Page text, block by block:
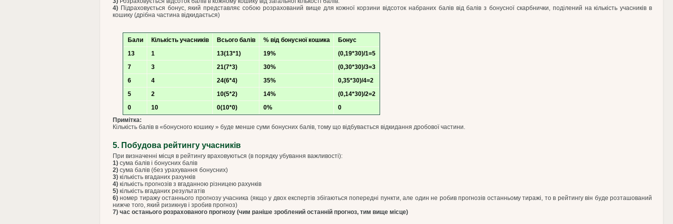
4) Підраховується бонус, який представляє собою розрахований вище для кожної корзини відсоток набраних балів від балів з бонусної скарбнички, поділений на кількість учасників в
кошику (дрібна частина відкидається)
Бали Кількість учасників Всього балів % від бонусної кошика
Бонус
13
1 13(13*1) 19%
(0,19*30)/1=5
7
3 21(7*3) 30%
(0,30*30)/3=3
6
4 24(6*4) 35%
0,35*30)/4=2
5
2 10(5*2) 14%
(0,14*30)/2=2
0
10 0(10*0) 0%
0
Примітка:
Кількість балів в «бонусного кошику » буде менше суми бонусних балів, тому що відбувається відкидання дробової частини.
5. Побудова рейтингу учасників
При визначенні місця в рейтингу враховуються (в порядку убування важливості):
1) сума балів і бонусних балів
2) сума балів (без урахування бонусних)
3) кількість вгаданих рахунків
4) кількість прогнозів з вгаданною різницею рахунків
5) кількість вгаданих результатів
6) номер тиражу останнього прогнозу учасника (якщо у двох експертів збігаються попередні пункти, але один не робив прогнозів останньому тиражі, то в рейтингу він буде розташований
нижче того, який ризикнув і зробив прогноз)
7) час останього розрахованого прогнозу (чим раніше зроблений останній прогноз, тим вище місце)